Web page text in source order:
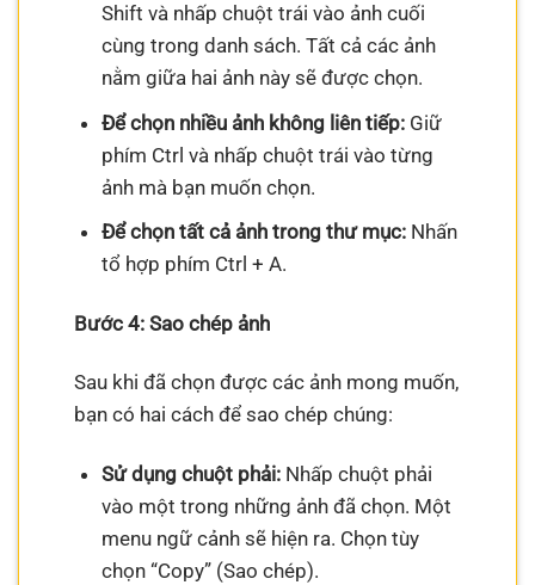
Shift và nhấp chuột trái vào ảnh cuối
cùng trong danh sách. Tất cả các ảnh
nằm giữa hai ảnh này sẽ được chọn.
Để chọn nhiều ảnh không liên tiếp:Giữ
phím Ctrl và nhấp chuột trái vào từng
ảnh mà bạn muốn chọn.
Để chọn tất cả ảnh trong thư mục:Nhấn
tổ hợp phím Ctrl + A.
Bước 4: Sao chép ảnh
Sau khi đã chọn được các ảnh mong muốn,
bạn có hai cách để sao chép chúng:
Sử dụng chuột phải:Nhấp chuột phải
vào một trong những ảnh đã chọn. Một
menu ngữ cảnh sẽ hiện ra. Chọn tùy
chọn “Copy” (Sao chép).